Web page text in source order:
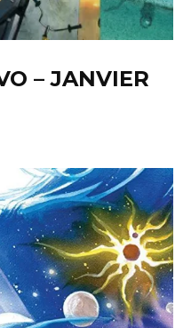
– JANVIER